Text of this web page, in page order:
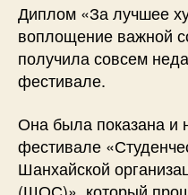
Диплом «За лучшее
воплощение важной
получила совсем
фестивале.
Она была показана
фестивале
Шанхайской
(ШОС)», который